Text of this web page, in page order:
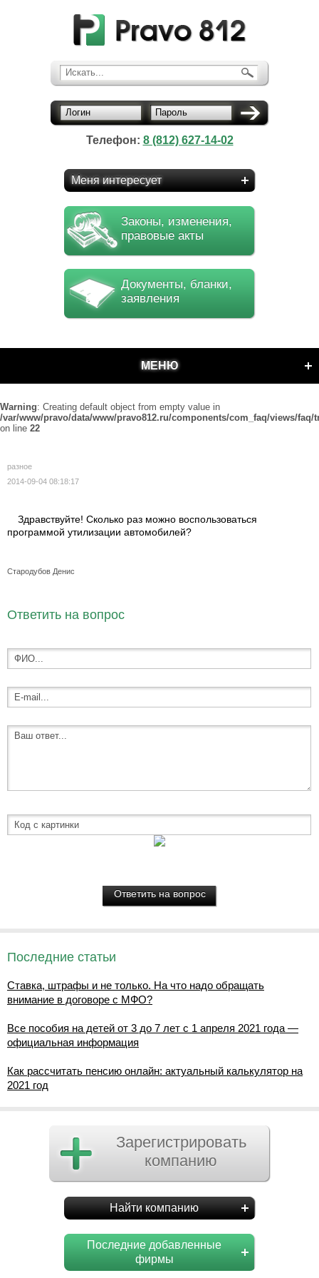
Искать...
Логин Пароль
Телефон: 8 (812) 627-14-02
Меня интересует
Законы, изменения,
правовые акты
Документы, бланки,
заявления
МЕНЮ
Warning: Creating default object from empty value in
/var/www/pravo/data/www/pravo812.ru/components/com_faq/views/
on line 22
разное
2014-09-04 08:18:17
Здравствуйте! Сколько раз можно воспользоваться
программой утилизации автомобилей?
Стародубов Денис
Ответить на вопрос
Последние статьи
Ставка, штрафы и не только. На что надо обращать
внимание в договоре с МФО?
Все пособия на детей от 3 до 7 лет с 1 апреля 2021 года —
официальная информация
Как рассчитать пенсию онлайн: актуальный калькулятор на
2021 год
Зарегистрировать
компанию
Найти компанию
Последние добавленные
фирмы